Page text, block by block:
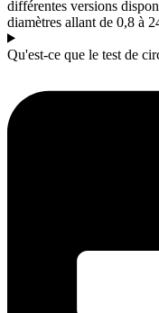
différentes versions
diamètres allant de 0,8 à
Qu'est-ce que le test de